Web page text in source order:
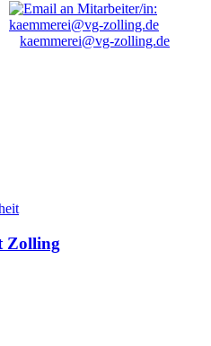
kaemmerei@vg-zolling.de
Zolling